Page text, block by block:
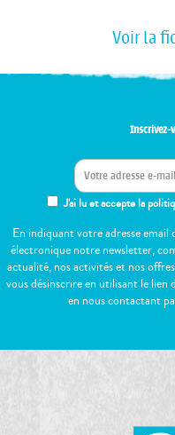
Voir la
Inscrivez-
J'ai lu et accepte la
En indiquant votre adresse email
électronique notre newsletter,
actualité, nos activités et nos
vous désinscrire en utilisant le lien
en nous contactant